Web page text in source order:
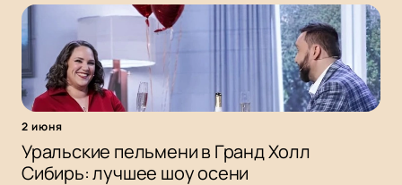
2 июня
Уральские пельмени в Гранд Холл
Сибирь: лучшее шоу осени